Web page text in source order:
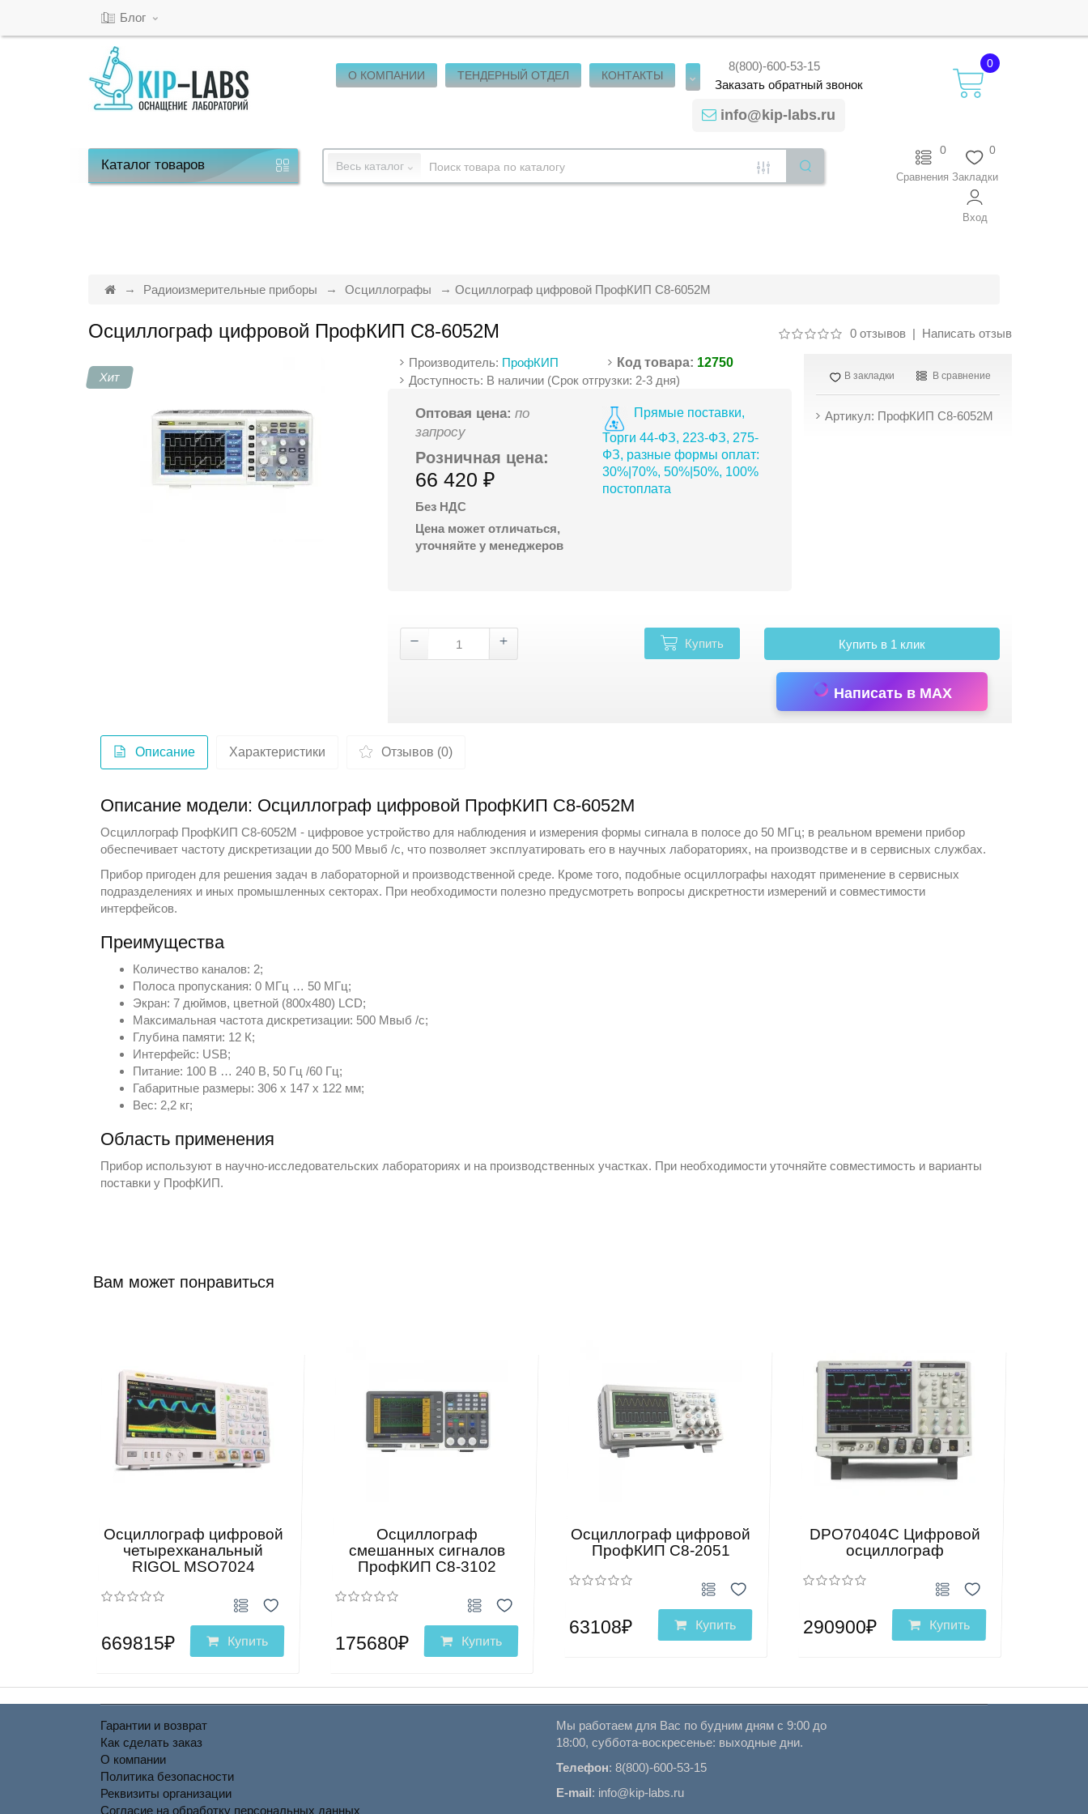
Блог
О КОМПАНИИ ТЕНДЕРНЫЙ ОТДЕЛ КОНТАКТЫ
8(800)-600-53-15
Заказатьобратныйзвонок
info@kip-labs.ru
0
Каталогтоваров Весь каталог
0
Закладки
0
Сравнения
Вход
Радиоизмерительные приборы Осциллографы Осциллограф цифровой ПрофКИП С8-6052М
Осциллограф цифровой ПрофКИП С8-6052М 0 отзывов| Написать отзыв
Хит
Производитель: ПрофКИП Код товара: 12750
Доступность: В наличии (Срок отгрузки: 2-3 дня)
Оптовая цена: по
запросу
Розничная цена:
66 420 ₽
Без НДС
Цена может отличаться,
уточняйте у менеджеров
Прямые поставки,
Торги 44-ФЗ, 223-ФЗ, 275-
ФЗ, разные формы оплат:
30%|70%, 50%|50%, 100%
постоплата
В закладки В сравнение
Артикул: ПрофКИП С8-6052М
Купить Купить в 1 клик
Написать в MAX
Описание Характеристики Отзывов (0)
Описание модели: Осциллограф цифровой ПрофКИП С8-6052М
Осциллограф ПрофКИП С8-6052М - цифровое устройство для наблюдения и измерения формы сигнала в полосе до 50 МГц; в реальном времени прибор
обеспечивает частоту дискретизации до 500 Мвыб /с, что позволяет эксплуатировать его в научных лабораториях, на производстве и в сервисных службах.
Прибор пригоден для решения задач в лабораторной и производственной среде. Кроме того, подобныеосциллографы находят применение в сервисных
подразделениях и иных промышленных секторах. При необходимости полезно предусмотреть вопросы дискретности измерений и совместимости
интерфейсов.
Преимущества
Количество каналов: 2;
Полоса пропускания: 0 МГц … 50 МГц;
Экран: 7 дюймов, цветной (800х480) LCD;
Максимальная частота дискретизации: 500 Мвыб /с;
Глубина памяти: 12 К;
Интерфейс: USB;
Питание: 100 В … 240 В, 50 Гц /60 Гц;
Габаритные размеры: 306 х 147 х 122 мм;
Вес: 2,2 кг;
Область применения
Прибор используют в научно-исследовательских лабораториях и на производственных участках. При необходимости уточняйте совместимость и варианты
поставки у ПрофКИП.
Вам может понравиться
Осциллограф цифровой
четырехканальный
RIGOL MSO7024
669815₽ Купить
Осциллограф
смешанных сигналов
ПрофКИП С8-3102
175680₽ Купить
Осциллограф цифровой
ПрофКИП С8-2051
63108₽ Купить
DPO70404C Цифровой
осциллограф
290900₽ Купить
Гарантии и возврат
Как сделать заказ
О компании
Политика безопасности
Реквизиты организации
Согласие на обработку персональных данных
Мы работаем для Вас по будним дням с 9:00 до
18:00, суббота-воскресенье: выходные дни.
Телефон: 8(800)-600-53-15
E-mail: info@kip-labs.ru